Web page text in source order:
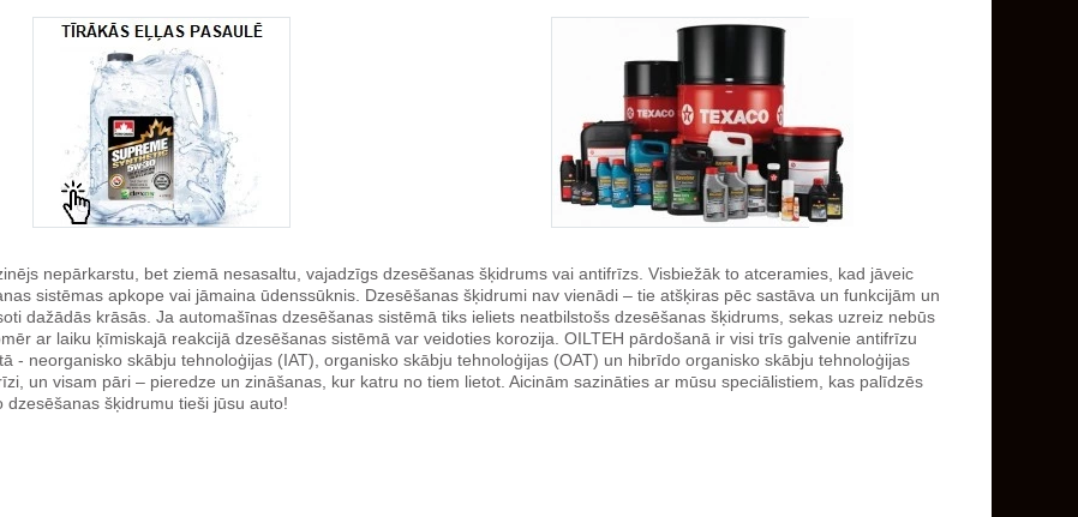
nepārkarstu, bet ziemā nesasaltu, vajadzīgs dzesēšanas šķidrums vai antifrīzs. Visbiežāk to atceramies, kad jāveic
sistēmas apkope vai jāmaina ūdenssūknis. Dzesēšanas šķidrumi nav vienādi – tie atšķiras pēc sastāva un funkcijām un
dažādās krāsās. Ja automašīnas dzesēšanas sistēmā tiks ieliets neatbilstošs dzesēšanas šķidrums, sekas uzreiz nebūs
ar laiku ķīmiskajā reakcijā dzesēšanas sistēmā var veidoties korozija. OILTEH pārdošanā ir visi trīs galvenie antifrīzu
- neorganisko skābju tehnoloģijas (IAT), organisko skābju tehnoloģijas (OAT) un hibrīdo organisko skābju tehnoloģijas
un visam pāri – pieredze un zināšanas, kur katru no tiem lietot. Aicinām sazināties ar mūsu speciālistiem, kas palīdzēs
dzesēšanas šķidrumu tieši jūsu auto!